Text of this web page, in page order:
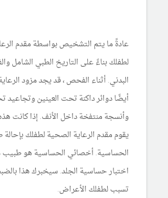
عادةً ما يتم التشخيص بواسطة مقدم
لطفلك بناءً على التاريخ الطبي الشامل
البدني. أثناء الفحص ، قد يجد مزود
أيضًا دوائر داكنة تحت العينين وتجاعيد
وأنسجة منتفخة داخل الأنف. إذا كانت
يقوم مقدم الرعاية الصحية لطفلك
الحساسية. أخصائي الحساسية هو
اختبار حساسية الجلد. سيخبرك هذا
تسبب لطفلك الأعراض.